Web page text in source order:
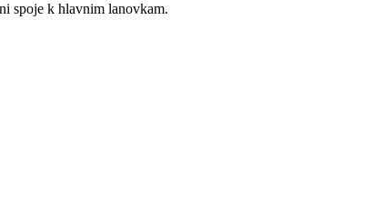
spoje k hlavnim lanovkam.